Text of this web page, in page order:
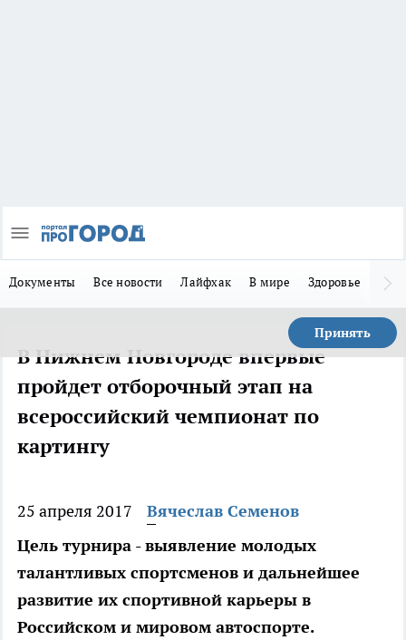
Документы Все новости Лайфхак В мире Здоровье
Принять
В Нижнем Новгороде впервые
пройдет отборочный этап на
всероссийский чемпионат по
картингу
25 апреля 2017
Вячеслав Семенов
Цель турнира - выявление молодых
талантливых спортсменов и дальнейшее
развитие их спортивной карьеры в
Российском и мировом автоспорте.